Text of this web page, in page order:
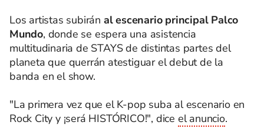
Los artistas subirán al escenario principal Palco
Mundo, donde se espera una asistencia
multitudinaria de STAYS de distintas partes del
planeta que querrán atestiguar el debut de la
banda en el show.
"La primera vez que el K-pop suba al escenario en
Rock City y ¡será HISTÓRICO!", dice el anuncio.